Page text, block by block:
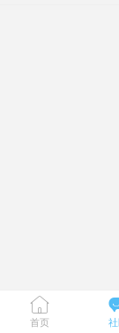

首页